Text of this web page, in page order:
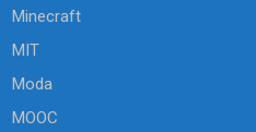
Minecraft
MIT
Moda
MOOC